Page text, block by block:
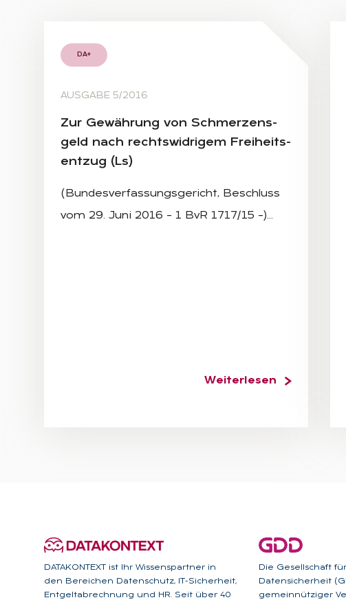
DA+
AUSGABE 5/2016
Zur Ge­wäh­rung von Schmer­zens­
geld nach rechts­wid­ri­gem Frei­heits­
ent­zug (Ls)
(Bundesverfassungsgericht, Beschluss
vom 29. Juni 2016 – 1 BvR 1717/15 –)…
Weiterlesen
DATAKONTEXT ist Ihr Wissenspartner in
den Bereichen Datenschutz, IT-Sicherheit,
Entgeltabrechnung und HR. Seit über 40
Die Gesellschaft
Datensicherheit
gemeinnütziger